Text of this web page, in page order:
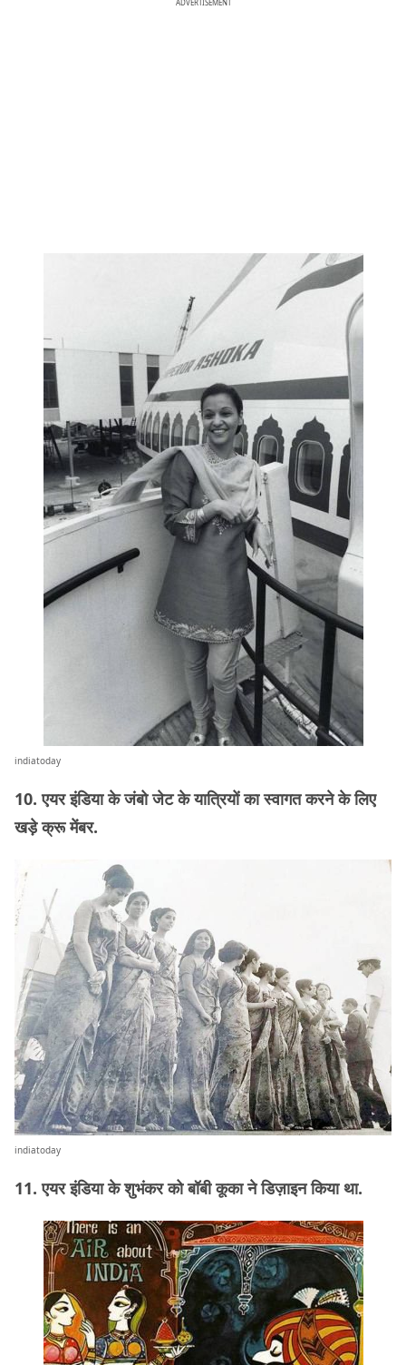
ADVERTISEMENT
indiatoday
10. एयर इंडिया के जंबो जेट के यात्रियों का स्वागत करने के लिए
खड़े क्रू मेंबर.
indiatoday
11. एयर इंडिया के शुभंकर को बॉबी कूका ने डिज़ाइन किया था.